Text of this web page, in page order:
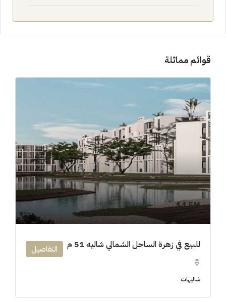
قوائم مماثلة
4.5M$
للبيع في زهرة الساحل الشمالي شاليه 51 م
شاليهات
التفاصيل